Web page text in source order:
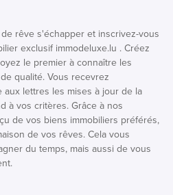
rêve s'échapper et inscrivez-vous
exclusif immodeluxe.lu . Créez
le premier à connaître les
qualité. Vous recevrez
lettres les mises à jour de la
à vos critères. Grâce à nos
de vos biens immobiliers préférés,
de vos rêves. Cela vous
du temps, mais aussi de vous